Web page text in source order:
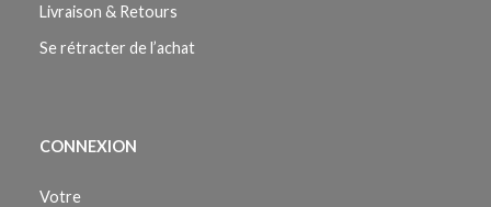
Livraison & Retours
Se rétracter de l’achat
CONNEXION
Votre